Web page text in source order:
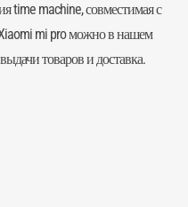
time machine, совместимая с
mi pro можно в нашем
товаров и доставка.